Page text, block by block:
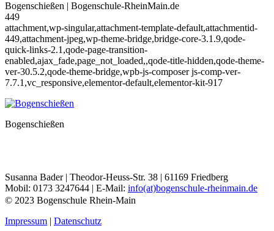
Bogenschießen | Bogenschule-RheinMain.de
449
attachment,wp-singular,attachment-template-default,attachmentid-
449,attachment-jpeg,wp-theme-bridge,bridge-core-3.1.9,qode-
quick-links-2.1,qode-page-transition-
enabled,ajax_fade,page_not_loaded,,qode-title-hidden,qode-theme-
ver-30.5.2,qode-theme-bridge,wpb-js-composer js-comp-ver-
7.7.1,vc_responsive,elementor-default,elementor-kit-917
Bogenschießen
Susanna Bader | Theodor-Heuss-Str. 38 | 61169 Friedberg
Mobil: 0173 3247644 | E-Mail: info(at)bogenschule-rheinmain.de
© 2023 Bogenschule Rhein-Main
Impressum | Datenschutz